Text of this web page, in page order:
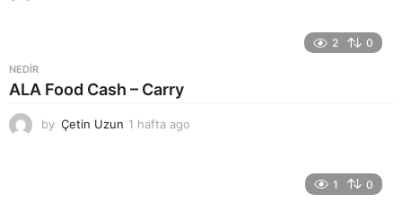
2 0
NEDIR
ALA Food Cash – Carry
by Çetin Uzun 1 hafta ago
1 0